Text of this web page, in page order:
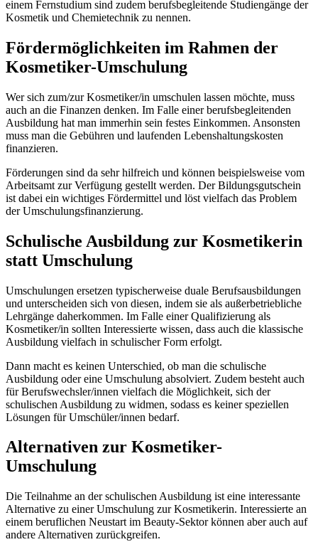
einem Fernstudium sind zudem berufsbegleitende Studiengänge der
Kosmetik und Chemietechnik zu nennen.
Fördermöglichkeiten im Rahmen der
Kosmetiker-Umschulung
Wer sich zum/zur Kosmetiker/in umschulen lassen möchte, muss
auch an die Finanzen denken. Im Falle einer berufsbegleitenden
Ausbildung hat man immerhin sein festes Einkommen. Ansonsten
muss man die Gebühren und laufenden Lebenshaltungskosten
finanzieren.
Förderungen sind da sehr hilfreich und können beispielsweise vom
Arbeitsamt zur Verfügung gestellt werden. Der Bildungsgutschein
ist dabei ein wichtiges Fördermittel und löst vielfach das Problem
der Umschulungsfinanzierung.
Schulische Ausbildung zur Kosmetikerin
statt Umschulung
Umschulungen ersetzen typischerweise duale Berufsausbildungen
und unterscheiden sich von diesen, indem sie als außerbetriebliche
Lehrgänge daherkommen. Im Falle einer Qualifizierung als
Kosmetiker/in sollten Interessierte wissen, dass auch die klassische
Ausbildung vielfach in schulischer Form erfolgt.
Dann macht es keinen Unterschied, ob man die schulische
Ausbildung oder eine Umschulung absolviert. Zudem besteht auch
für Berufswechsler/innen vielfach die Möglichkeit, sich der
schulischen Ausbildung zu widmen, sodass es keiner speziellen
Lösungen für Umschüler/innen bedarf.
Alternativen zur Kosmetiker-
Umschulung
Die Teilnahme an der schulischen Ausbildung ist eine interessante
Alternative zu einer Umschulung zur Kosmetikerin. Interessierte an
einem beruflichen Neustart im Beauty-Sektor können aber auch auf
andere Alternativen zurückgreifen.